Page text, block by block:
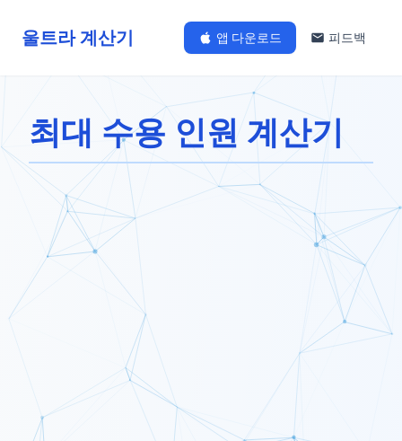
울트라 계산기 앱 다운로드 피드백
최대 수용 인원 계산기